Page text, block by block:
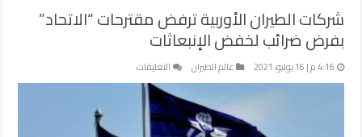
شركات الطيران الأوربية ترفض مقترحات “الاتحاد”
بفرض ضرائب لخفض الإنبعاثات
4:16 م | 16 يوليو، 2021 عالم الطيران التعليقات
شركات